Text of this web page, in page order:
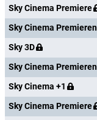
Sky Cinema Premiere
Sky 3D
Sky Cinema +1
Sky Cinema Premiere